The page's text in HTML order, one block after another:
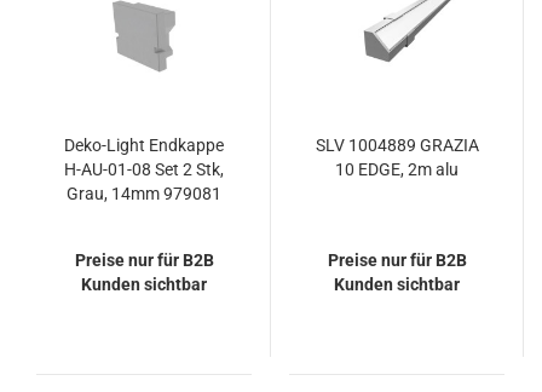
Deko-Light Endkappe
H-AU-01-08 Set 2 Stk,
Grau, 14mm 979081
Preise nur für B2B
Kunden sichtbar
SLV 1004889 GRAZIA
10 EDGE, 2m alu
Preise nur für B2B
Kunden sichtbar